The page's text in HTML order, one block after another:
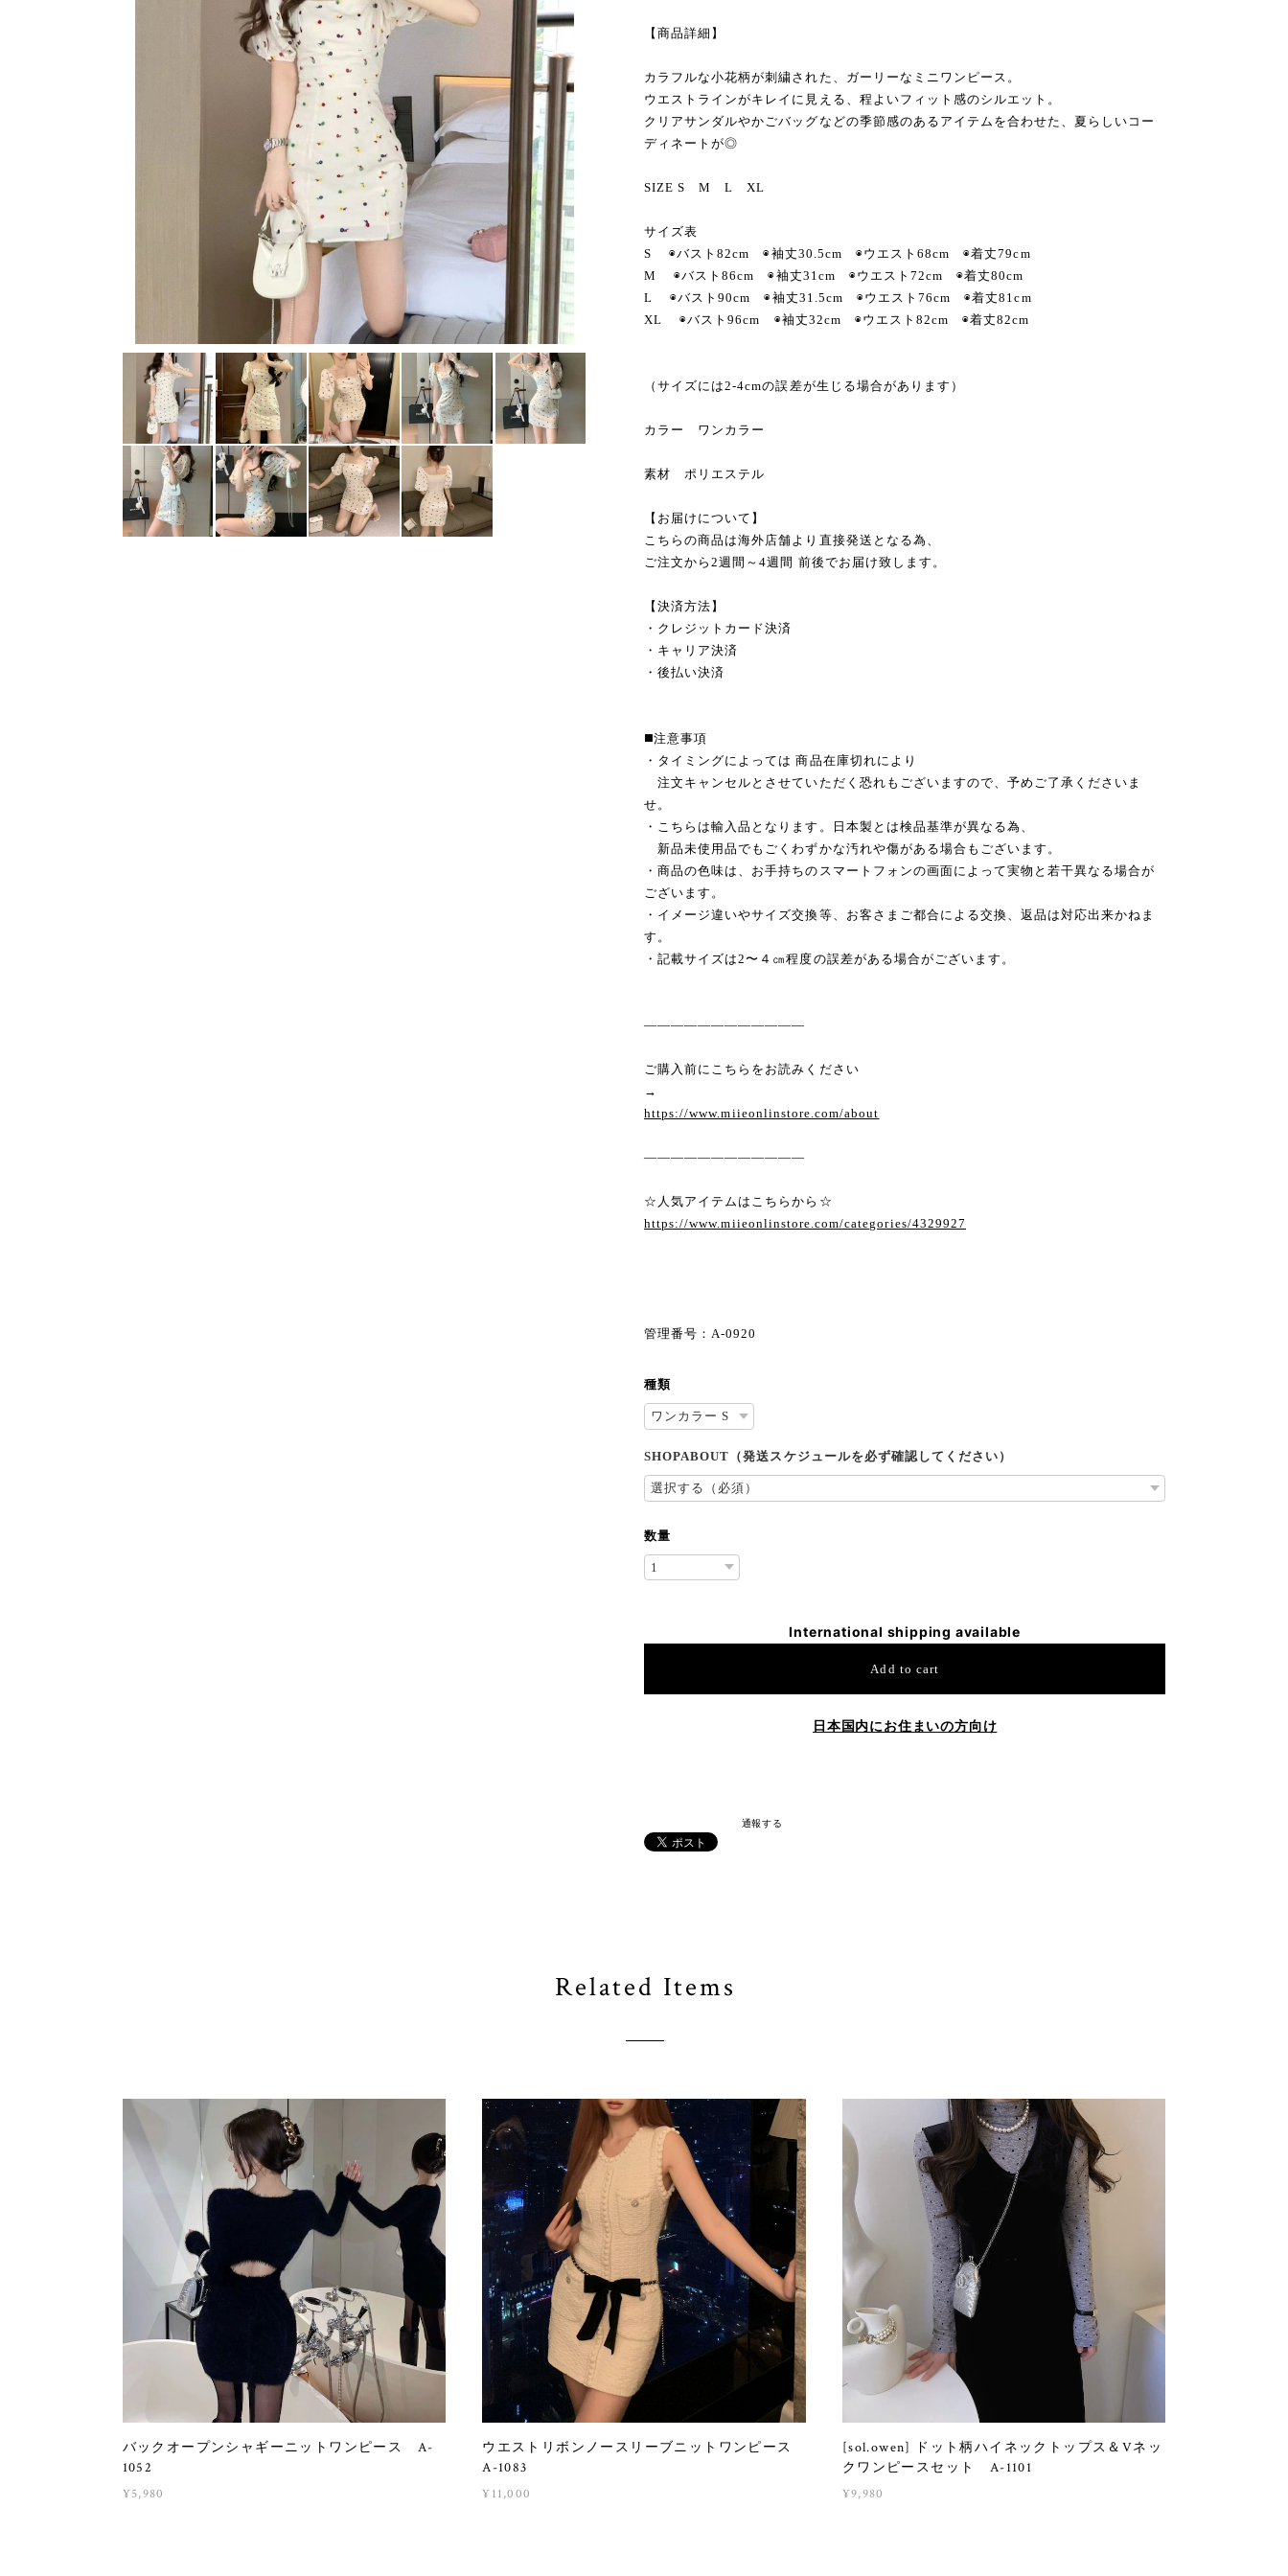
【商品詳細】
カラフルな小花柄が刺繍された、ガーリーなミニワンピース。
ウエストラインがキレイに見える、程よいフィット感のシルエット。
クリアサンダルやかごバッグなどの季節感のあるアイテムを合わせた、夏らしいコー
ディネートが◎
SIZE S M L XL
サイズ表
S ◉バスト82cm ◉袖丈30.5cm ◉ウエスト68cm ◉着丈79cm
M ◉バスト86cm ◉袖丈31cm ◉ウエスト72cm ◉着丈80cm
L ◉バスト90cm ◉袖丈31.5cm ◉ウエスト76cm ◉着丈81cm
XL ◉バスト96cm ◉袖丈32cm ◉ウエスト82cm ◉着丈82cm
（サイズには2-4cmの誤差が生じる場合があります）
カラー ワンカラー
素材 ポリエステル
【お届けについて】
こちらの商品は海外店舗より直接発送となる為、
ご注文から2週間～4週間 前後でお届け致します。
【決済方法】
・クレジットカード決済
・キャリア決済
・後払い決済
◼️注意事項
・タイミングによっては 商品在庫切れにより
注文キャンセルとさせていただく恐れもございますので、予めご了承くださいま
せ。
・こちらは輸入品となります。日本製とは検品基準が異なる為、
新品未使用品でもごくわずかな汚れや傷がある場合もございます。
・商品の色味は、お手持ちのスマートフォンの画面によって実物と若干異なる場合が
ございます。
・イメージ違いやサイズ交換等、お客さまご都合による交換、返品は対応出来かねま
す。
・記載サイズは2〜４㎝程度の誤差がある場合がございます。
————————————
ご購入前にこちらをお読みください
→
https://www.miieonlinstore.com/about
————————————
☆人気アイテムはこちらから☆
https://www.miieonlinstore.com/categories/4329927
管理番号：A-0920
種類
SHOPABOUT（発送スケジュールを必ず確認してください）
数量
International shipping available
Add to cart
日本国内にお住まいの方向け
通報する
Related Items
バックオープンシャギーニットワンピース A-
1052
¥5,980
ウエストリボンノースリーブニットワンピース
A-1083
¥11,000
[sol.owen] ドット柄ハイネックトップス＆Vネッ
クワンピースセット A-1101
¥9,980